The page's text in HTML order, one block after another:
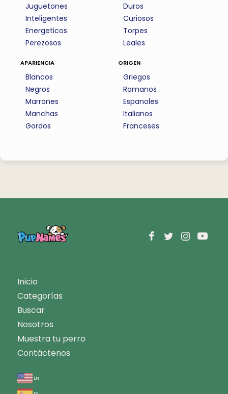
Juguetones
Inteligentes
Energeticos
Perezosos
Duros
Curiosos
Torpes
Leales
apariencia
Blancos
Negros
Marrones
Manchas
Gordos
origen
Griegos
Romanos
Espanoles
Italianos
Franceses
Inicio
Categorías
Buscar
Nosotros
Muestra tu perro
Contáctenos
en